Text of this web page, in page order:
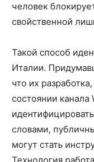
человек
свойственной
Такой способ
Италии.
что их
состоянии
словами,
могут стать